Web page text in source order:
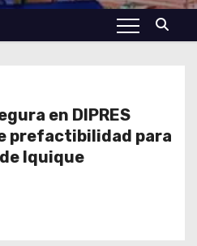
en DIPRES
prefactibilidad para
Iquique